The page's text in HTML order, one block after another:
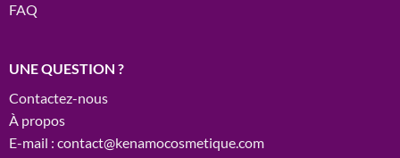
FAQ
UNE QUESTION ?
Contactez-nous
À propos
E-mail : contact@kenamocosmetique.com